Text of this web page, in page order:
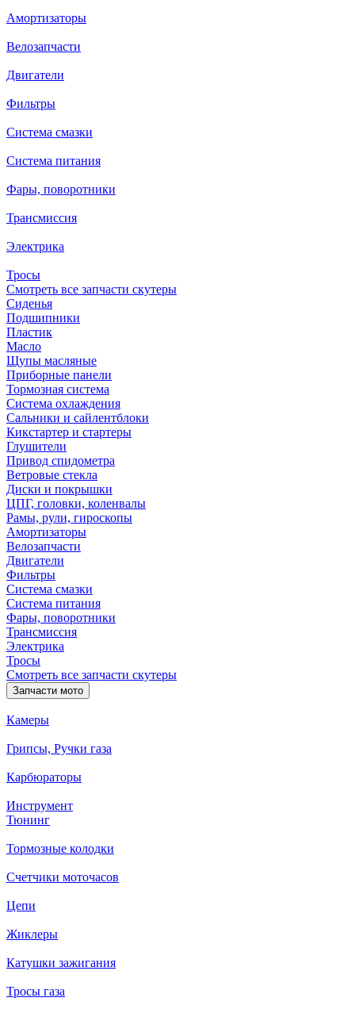
Амортизаторы
Велозапчасти
Двигатели
Фильтры
Система смазки
Система питания
Фары, поворотники
Трансмиссия
Электрика
Тросы
Смотреть все запчасти скутеры
Сиденья
Подшипники
Пластик
Масло
Щупы масляные
Приборные панели
Тормозная система
Система охлаждения
Сальники и сайлентблоки
Кикстартер и стартеры
Глушители
Привод спидометра
Ветровые стекла
Диски и покрышки
ЦПГ, головки, коленвалы
Рамы, рули, гироскопы
Амортизаторы
Велозапчасти
Двигатели
Фильтры
Система смазки
Система питания
Фары, поворотники
Трансмиссия
Электрика
Тросы
Смотреть все запчасти скутеры
Запчасти мото
Камеры
Грипсы, Ручки газа
Карбюраторы
Инструмент
Тюнинг
Тормозные колодки
Счетчики моточасов
Цепи
Жиклеры
Катушки зажигания
Тросы газа